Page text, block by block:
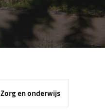
Zorg en onderwijs